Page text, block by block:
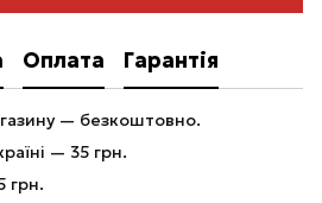
Оплата Гарантія
— безкоштовно.
— 35 грн.
грн.